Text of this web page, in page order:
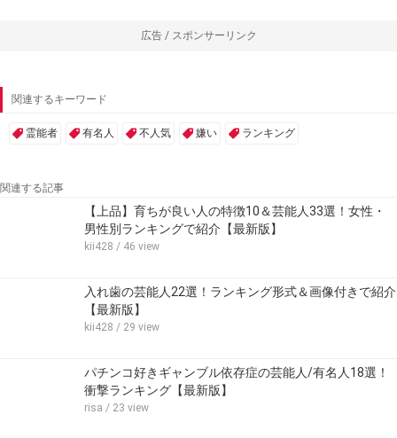
広告 / スポンサーリンク
関連するキーワード
霊能者 有名人 不人気 嫌い ランキング
関連する記事
【上品】育ちが良い人の特徴10＆芸能人33選！女性・
男性別ランキングで紹介【最新版】
kii428 / 46 view
入れ歯の芸能人22選！ランキング形式＆画像付きで紹介
【最新版】
kii428 / 29 view
パチンコ好きギャンブル依存症の芸能人/有名人18選！
衝撃ランキング【最新版】
risa / 23 view